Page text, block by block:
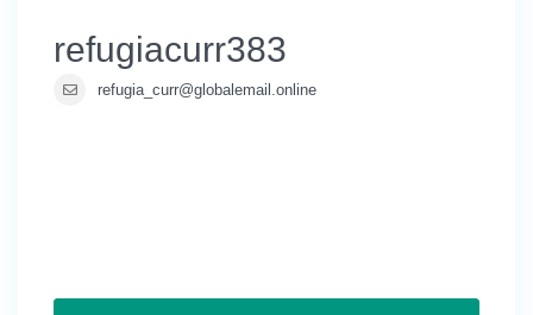
refugiacurr383
refugia_curr@globalemail.online